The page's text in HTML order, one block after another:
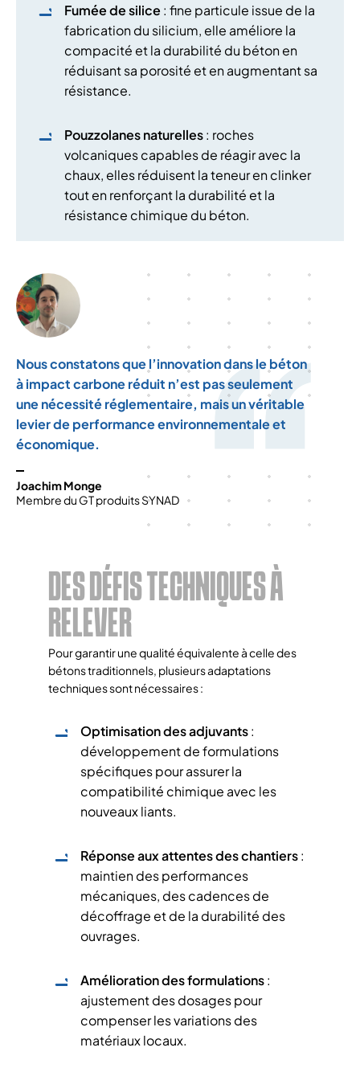
Fumée de silice : fine particule issue de la
fabrication du silicium, elle améliore la
compacité et la durabilité du béton en
réduisant sa porosité et en augmentant sa
résistance.
Pouzzolanes naturelles: roches
volcaniques capables de réagir avec la
chaux, elles réduisent la teneur en clinker
tout en renforçant la durabilité et la
résistance chimique du béton.
Nous constatons que l’innovation dans le béton
à impact carbone réduit n’est pas seulement
une nécessité réglementaire, mais un véritable
levier de performance environnementale et
économique.
Joachim Monge
Membre du GT produits SYNAD
DES DÉFIS TECHNIQUES À
RELEVER
Pour garantir une qualité équivalente à celle des
bétons traditionnels, plusieurs adaptations
techniques sont nécessaires :
Optimisation des adjuvants:
développement de formulations
spécifiques pour assurer la
compatibilité chimique avec les
nouveaux liants.
Réponse aux attentes des chantiers:
maintien des performances
mécaniques, des cadences de
décoffrage et de la durabilité des
ouvrages.
Amélioration des formulations:
ajustement des dosages pour
compenser les variations des
matériaux locaux.